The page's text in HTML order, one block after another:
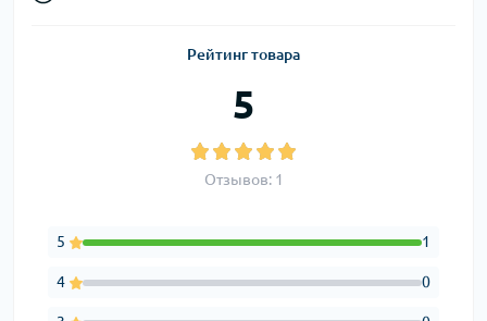
Рейтинг товара
5
Отзывов: 1
5 1
4 0